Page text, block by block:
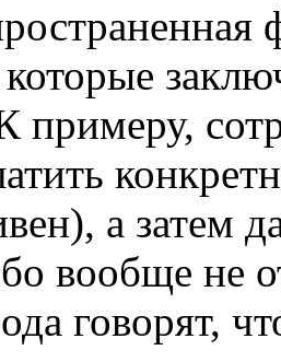
примеру,
а затем
вообще не
говорят,